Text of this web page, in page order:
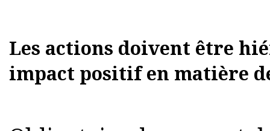
Les actions doivent être
impact positif en matière